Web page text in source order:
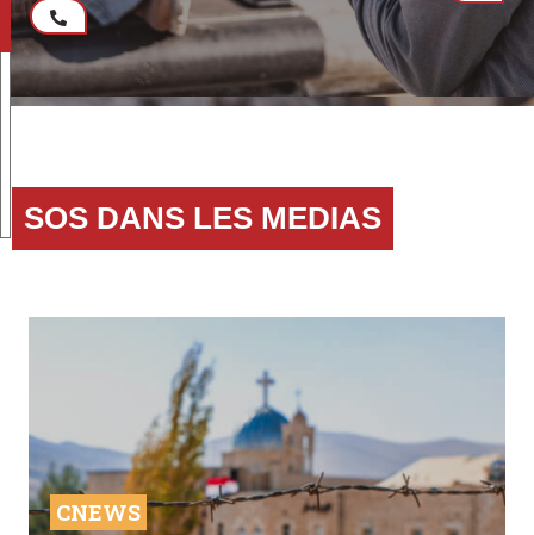
SOS DANS LES MEDIAS
CNEWS